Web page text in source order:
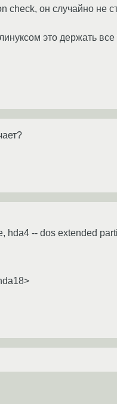
check, он случайно не
это держать все
hda4 -- dos extended